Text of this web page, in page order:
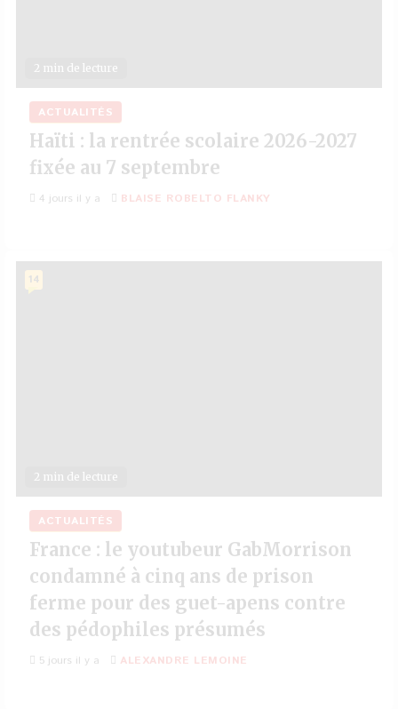
2 min de lecture
ACTUALITÉS
Haïti : la rentrée scolaire 2026-2027
fixée au 7 septembre
4 jours il y a BLAISE ROBELTO FLANKY
2 min de lecture
14
ACTUALITÉS
France : le youtubeur GabMorrison
condamné à cinq ans de prison
ferme pour des guet-apens contre
des pédophiles présumés
5 jours il y a ALEXANDRE LEMOINE